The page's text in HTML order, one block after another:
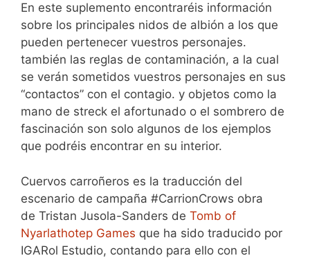
En este suplemento encontraréis información
sobre los principales nidos de albión a los que
pueden pertenecer vuestros personajes.
también las reglas de contaminación, a la cual
se verán sometidos vuestros personajes en sus
“contactos” con el contagio. y objetos como la
mano de streck el afortunado o el sombrero de
fascinación son solo algunos de los ejemplos
que podréis encontrar en su interior.
Cuervos carroñeros es la traducción del
escenario de campaña #CarrionCrows obra
de Tristan Jusola-Sanders de Tomb of
Nyarlathotep Games que ha sido traducido por
IGARol Estudio, contando para ello con el